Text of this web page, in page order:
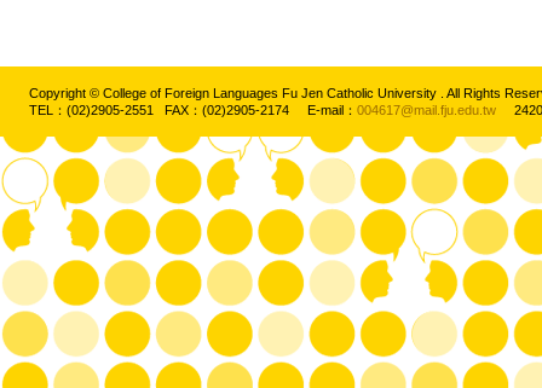
Copyright © College of Foreign Languages Fu Jen Catholic University . All Rights
TEL：(02)2905-2551 FAX：(02)2905-2174 E-mail： 004617@mail.fju.edu.tw